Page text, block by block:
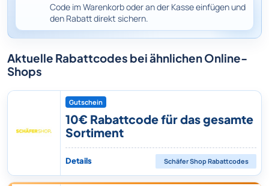
Code im Warenkorb oder an der Kasse einfügen und
den Rabatt direkt sichern.
Aktuelle Rabattcodes bei ähnlichen Online-
Shops
Gutschein
10€ Rabattcode für das gesamte
Sortiment
Details Schäfer ShopRabattcodes